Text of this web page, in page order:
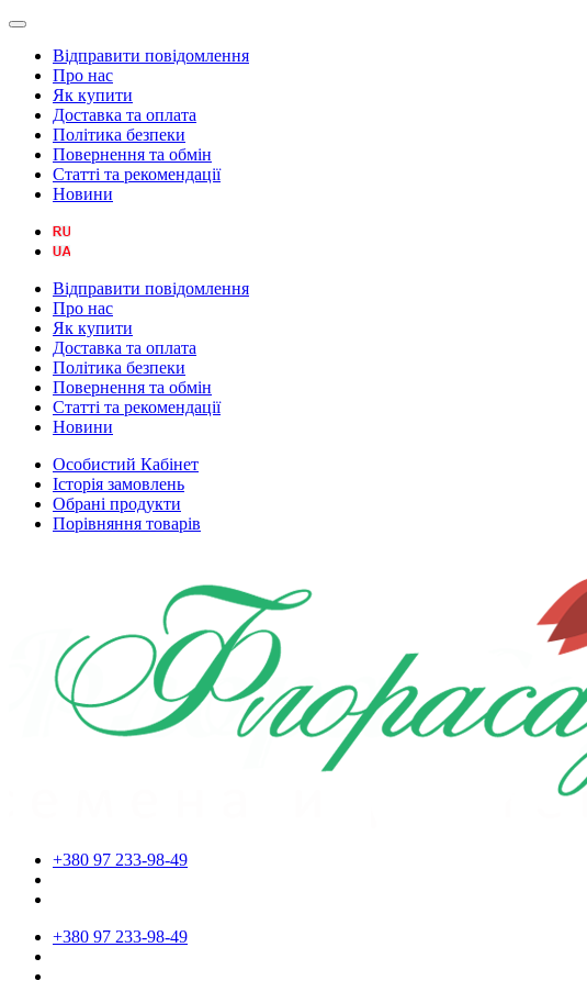
Відправити повідомлення
Про нас
Як купити
Доставка та оплата
Політика безпеки
Повернення та обмін
Статті та рекомендації
Новини
Відправити повідомлення
Про нас
Як купити
Доставка та оплата
Політика безпеки
Повернення та обмін
Статті та рекомендації
Новини
Особистий Кабінет
Історія замовлень
Обрані продукти
Порівняння товарів
+380 97 233-98-49
+380 97 233-98-49